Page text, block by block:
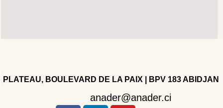
PLATEAU, BOULEVARD DE LA PAIX | BPV 183 ABIDJAN
anader@anader.ci